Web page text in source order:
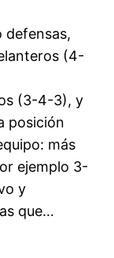
defensas,
(4-
(3-4-3), y
posición
más
ejemplo 3-
y
que…